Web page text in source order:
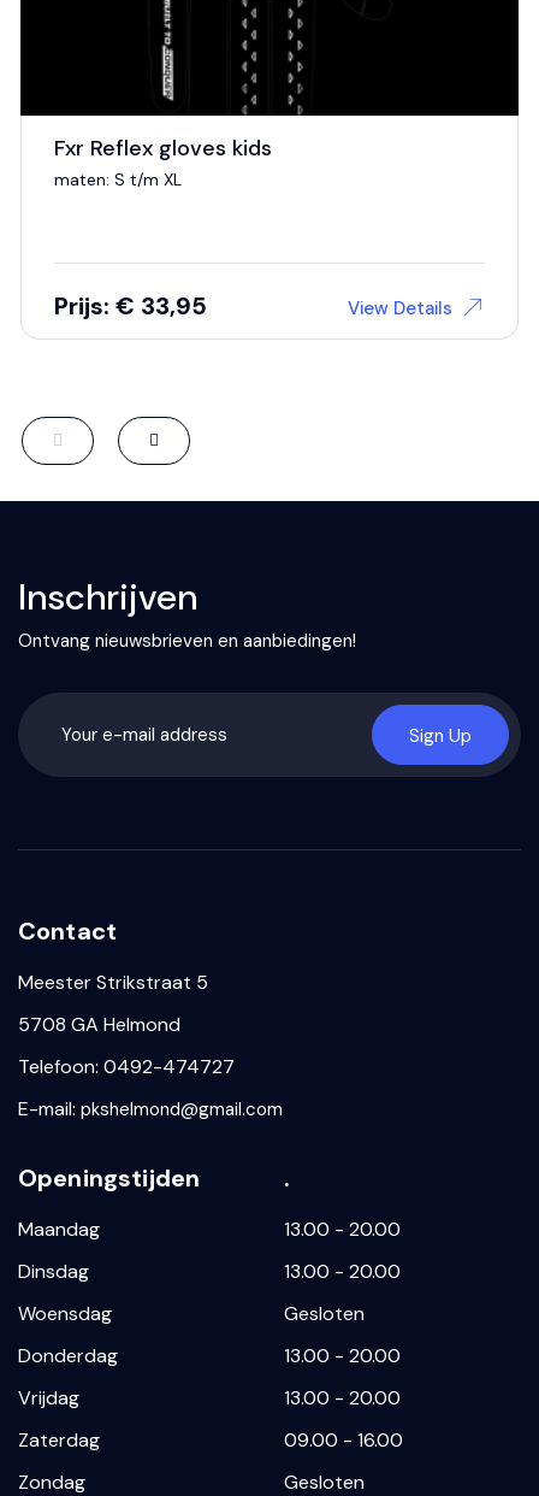
Fxr Reflex gloves kids
maten: S t/m XL
Prijs: € 33,95 View Details
Inschrijven
Ontvang nieuwsbrieven en aanbiedingen!
Sign Up
Contact
Meester Strikstraat 5
5708 GA Helmond
Telefoon: 0492-474727
E-mail: pkshelmond@gmail.com
Openingstijden
Maandag
Dinsdag
Woensdag
Donderdag
Vrijdag
Zaterdag
Zondag
.
13.00 - 20.00
13.00 - 20.00
Gesloten
13.00 - 20.00
13.00 - 20.00
09.00 - 16.00
Gesloten